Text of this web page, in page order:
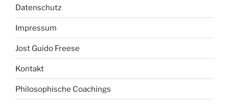
Datenschutz
Impressum
Jost Guido Freese
Kontakt
Philosophische Coachings